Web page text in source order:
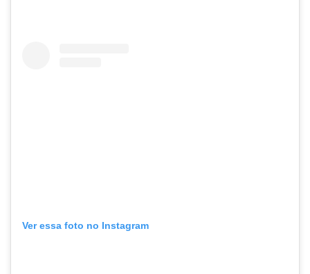
Ver essa foto no Instagram